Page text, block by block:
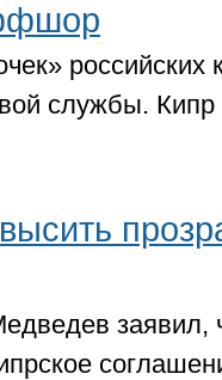
службы. Кипр
заявил,